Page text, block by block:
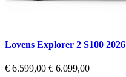
Lovens Explorer 2 S100 2026
Regular
€ 6.599,00 Prijs
€ 6.099,00